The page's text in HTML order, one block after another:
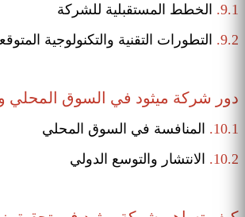
9.1. الخطط المستقبلية للشركة
9.2. التطورات التقنية والتكنولوجية
دور شركة ميثود في السوق المحلي
10.1. المنافسة في السوق المحلي
10.2. الانتشار والتوسع الدولي